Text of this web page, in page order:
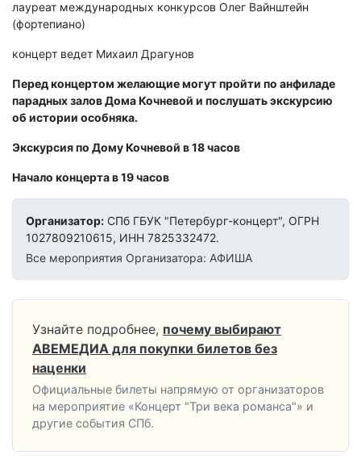
лауреат международных конкурсов Олег Вайнштейн
(фортепиано)
концерт ведет Михаил Драгунов
Перед концертом желающие могут пройти по анфиладе
парадных залов Дома Кочневой и послушать экскурсию
об истории особняка.
Экскурсия по Дому Кочневой в 18 часов
Начало концерта в 19 часов
Организатор: СПб ГБУК "Петербург-концерт", ОГРН
1027809210615, ИНН 7825332472.
Все мероприятия Организатора: АФИША
Узнайте подробнее, почему выбирают
АВЕМЕДИА для покупки билетов без
наценки
Официальные билеты напрямую от организаторов
на мероприятие «Концерт "Три века романса"» и
другие события СПб.